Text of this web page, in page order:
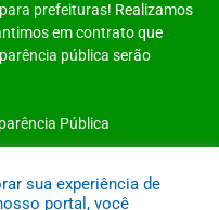
prefeituras! Realizamos
em contrato que
pública serão
Pública
sua experiência de
portal, você